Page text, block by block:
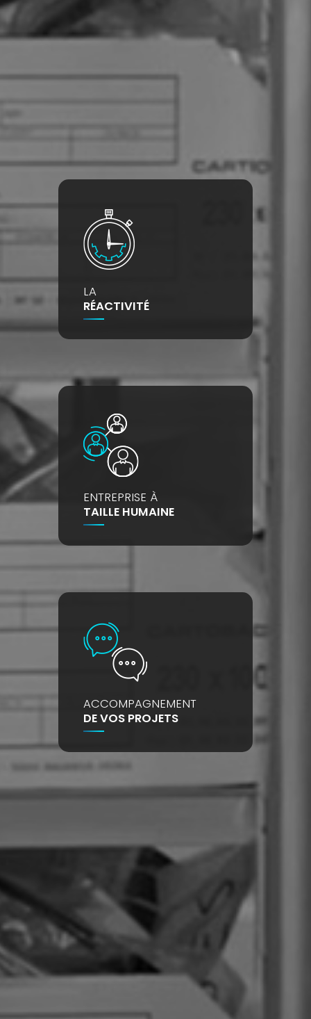
LA
RÉACTIVITÉ
ENTREPRISE À
TAILLE HUMAINE
ACCOMPAGNEMENT
DE VOS PROJETS